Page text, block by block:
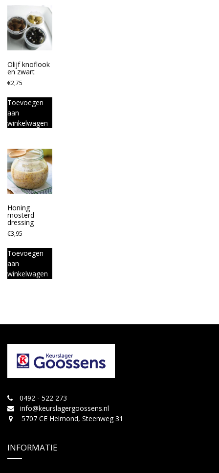
Olijf knoflook
en zwart
€2,75
Toevoegen
aan
winkelwagen
Honing
mosterd
dressing
€3,95
Toevoegen
aan
winkelwagen
0492 - 522 273
info@keurslagergoossens.nl
5707 CE Helmond, Steenweg 31
INFORMATIE